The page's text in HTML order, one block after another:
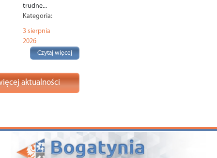
trudne...
Kategoria:
Polecane
3 sierpnia
2026
Czytaj więcej
aktualności